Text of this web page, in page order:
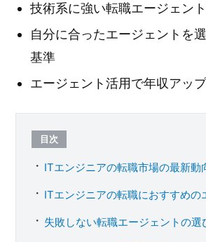
技術系に強い転職エージェン
自分に合ったエージェントを
基準
エージェント活用で年収アッ
目次
ITエンジニアの転職市場の最新動
ITエンジニアの転職におすすめの
失敗しない転職エージェントの